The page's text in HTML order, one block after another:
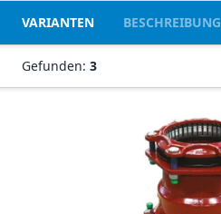
VARIANTEN BESCHREIBUNG
Gefunden: 3